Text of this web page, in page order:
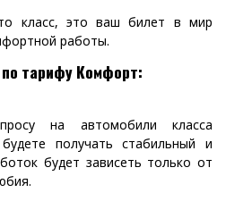
класс, это ваш билет в мир
работы.
тарифу Комфорт:
на автомобили класса
получать стабильный и
будет зависеть только от